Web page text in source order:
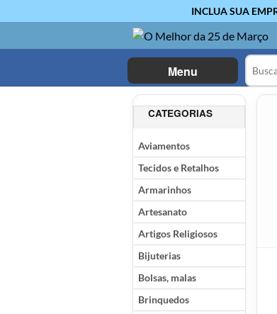
INCLUA SUA
Menu
CATEGORIAS
Aviamentos
Tecidos e Retalhos
Armarinhos
Artesanato
Artigos Religiosos
Bijuterias
Bolsas, malas
Brinquedos